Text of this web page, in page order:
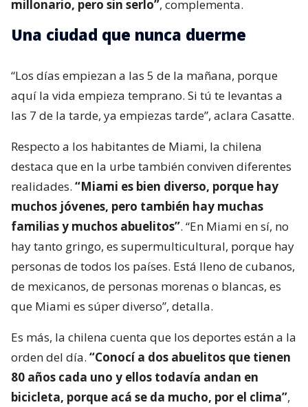
millonario, pero sin serlo”, complementa.
Una ciudad que nunca duerme
“Los días empiezan a las 5 de la mañana, porque
aquí la vida empieza temprano. Si tú te levantas a
las 7 de la tarde, ya empiezas tarde”, aclara Casatte.
Respecto a los habitantes de Miami, la chilena
destaca que en la urbe también conviven diferentes
realidades. “Miami es bien diverso, porque hay
muchos jóvenes, pero también hay muchas
familias y muchos abuelitos”. “En Miami en sí, no
hay tanto gringo, es supermulticultural, porque hay
personas de todos los países. Está lleno de cubanos,
de mexicanos, de personas morenas o blancas, es
que Miami es súper diverso”, detalla.
Es más, la chilena cuenta que los deportes están a la
orden del día. “Conocí a dos abuelitos que tienen
80 años cada uno y ellos todavía andan en
bicicleta, porque acá se da mucho, por el clima”,